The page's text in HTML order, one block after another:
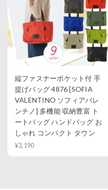
縦ファスナーポケット付 手
提げバッグ 4876 [SOFIA
VALENTINO ソフィアバレ
ンチノ] 多機能 収納豊富 ト
ートバッグ ハンドバッグ お
しゃれ コンパクト タウン
¥3,190